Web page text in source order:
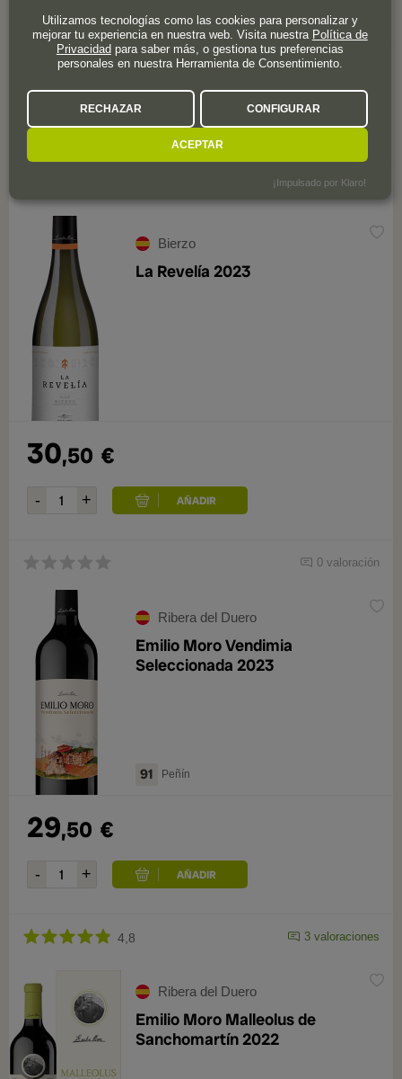
6 valoraciones
Bierzo
La Revelía 2023
30,50 €
0 valoración
Ribera del Duero
Emilio Moro Vendimia
Seleccionada 2023
91 Peñín
29,50 €
4,8 3 valoraciones
Ribera del Duero
Emilio Moro Malleolus de
Sanchomartín 2022
Utilizamos tecnologías como las cookies para personalizar y
mejorar tu experiencia en nuestra web. Visita nuestra Política de
Privacidadpara saber más, o gestiona tus preferencias
personales en nuestra Herramienta de Consentimiento.
RECHAZAR CONFIGURAR
ACEPTAR
¡Impulsado por Klaro!